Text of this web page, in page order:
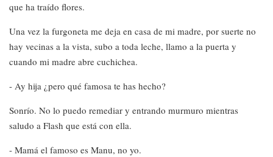
que ha traído flores.
Una vez la furgoneta me deja en casa de mi madre, por suerte no
hay vecinas a la vista, subo a toda leche, llamo a la puerta y
cuando mi madre abre cuchichea.
- Ay hija ¿pero qué famosa te has hecho?
Sonrío. No lo puedo remediar y entrando murmuro mientras
saludo a Flash que está con ella.
- Mamá el famoso es Manu, no yo.